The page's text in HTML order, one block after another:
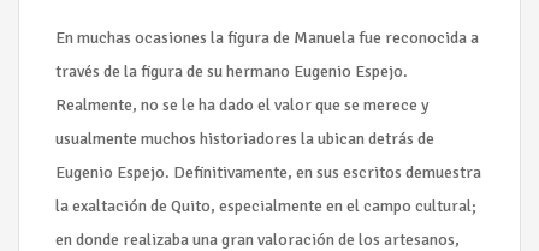
En muchas ocasiones la figura de Manuela fue reconocida a
través de la figura de su hermano Eugenio Espejo.
Realmente, no se le ha dado el valor que se merece y
usualmente muchos historiadores la ubican detrás de
Eugenio Espejo. Definitivamente, en sus escritos demuestra
la exaltación de Quito, especialmente en el campo cultural;
en donde realizaba una gran valoración de los artesanos,